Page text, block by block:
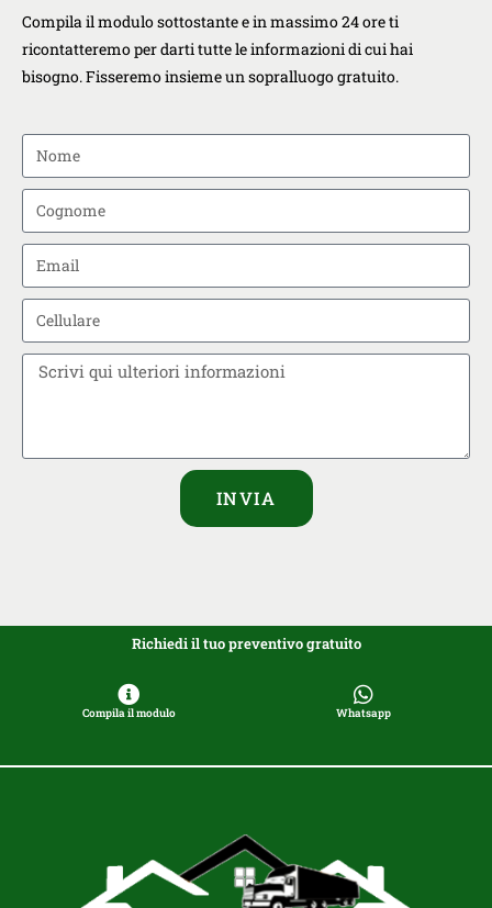
Compila il modulo sottostante e in massimo 24 ore ti
ricontatteremo per darti tutte le informazioni di cui hai
bisogno. Fisseremo insieme un sopralluogo gratuito.
INVIA
Richiedi il tuo preventivo gratuito
Compila il modulo Whatsapp